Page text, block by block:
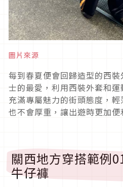
圖片來源
每到春夏便會回歸造型的西
士的最愛，利用西裝外套和
充滿專屬魅力的街頭態度，
也不會厚重，讓出遊時更加便
關西地方穿搭範例
牛仔褲